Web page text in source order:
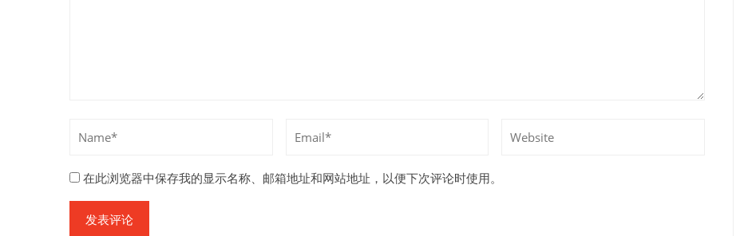
在此浏览器中保存我的显示名称、邮箱地址和网站地址，以便下次评论时使用。